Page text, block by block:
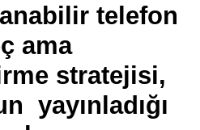
telefon
ama
stratejisi,
yayınladığı